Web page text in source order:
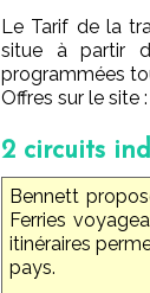
Le Tarif de la
situe à partir
programmées
Offres sur le site
2 circuits
Bennett
Ferries
itinéraires
pays.